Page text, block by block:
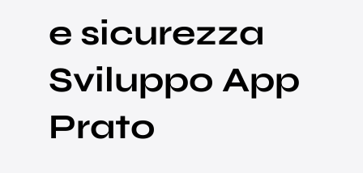
e sicurezza
Sviluppo App
Prato